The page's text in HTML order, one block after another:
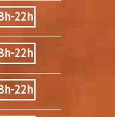
22h
22h
22h